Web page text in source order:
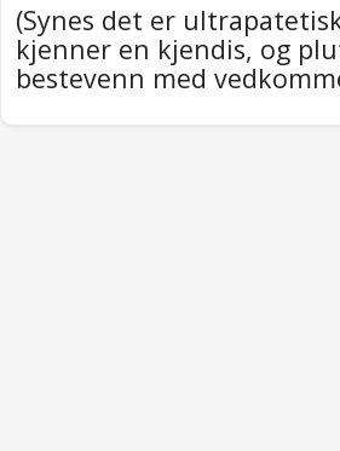
(Synes det er
kjenner en kjendis, og
bestevenn med